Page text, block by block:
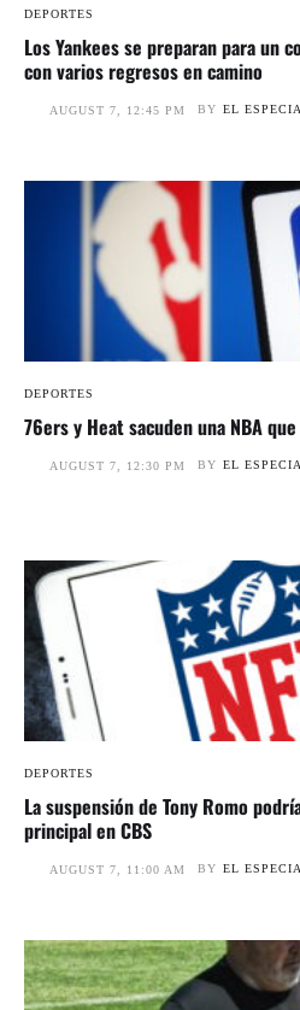
DEPORTES
Los Yankees se preparan para un
con varios regresos en camino
AUGUST 7, 12:45 PM BY EL
DEPORTES
76ers y Heat sacuden una NBA
AUGUST 7, 12:30 PM BY EL
DEPORTES
La suspensión de Tony Romo
principal en CBS
AUGUST 7, 11:00 AM BY EL